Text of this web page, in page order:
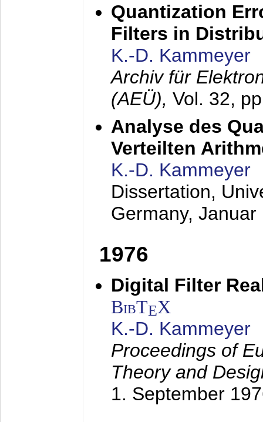
Quantization
Filters in
K.-D. Kammeyer
Archiv für
(AEÜ), Vol. 32,
Analyse des
Verteilten
K.-D. Kammeyer
Dissertation,
Germany, Januar
1976
Digital Filter
BibTEX
K.-D. Kammeyer
Proceedings of
Theory and
1. September